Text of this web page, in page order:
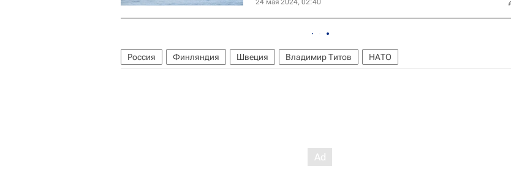
Россия Финляндия Швеция Владимир Титов НАТО